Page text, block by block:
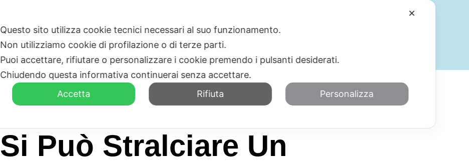
HOME CHI SIAMO SERVIZI
Può Stralciare Un
✕
Questo sito utilizza cookie tecnici necessari al suo funzionamento.
Non utilizziamo cookie di profilazione o di terze parti.
Puoi accettare, rifiutare o personalizzare i cookie premendo i pulsanti desiderati.
Chiudendo questa informativa continuerai senza accettare.
Accetta
Rifiuta Personalizza